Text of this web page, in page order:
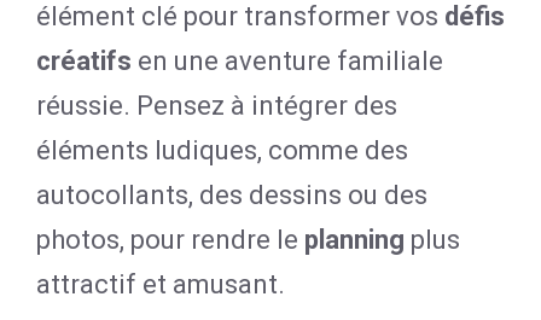
élément clé pour transformer vos défis
créatifs en une aventure familiale
réussie. Pensez à intégrer des
éléments ludiques, comme des
autocollants, des dessins ou des
photos, pour rendre le planning plus
attractif et amusant.